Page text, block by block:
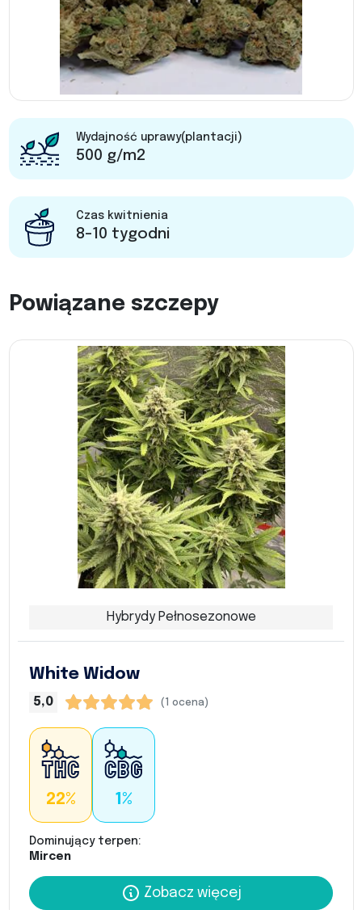
Wydajność uprawy(plantacji)
500 g/m2
Czas kwitnienia
8-10 tygodni
Powiązane szczepy
Hybrydy Pełnosezonowe
White Widow
5,0 (1 ocena)
22% 1%
Dominujący terpen:
Mircen
Zobacz więcej